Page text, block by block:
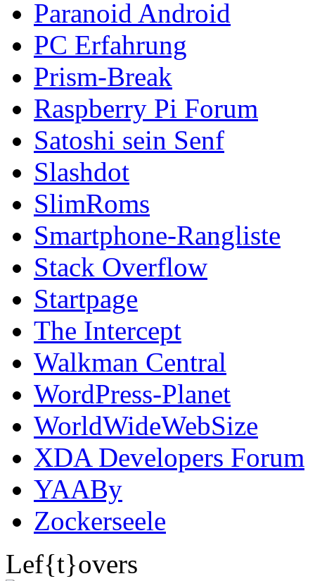
Paranoid Android
PC Erfahrung
Prism-Break
Raspberry Pi Forum
Satoshi sein Senf
Slashdot
SlimRoms
Smartphone-Rangliste
Stack Overflow
Startpage
The Intercept
Walkman Central
WordPress-Planet
WorldWideWebSize
XDA Developers Forum
YAABy
Zockerseele
Lef{t}overs